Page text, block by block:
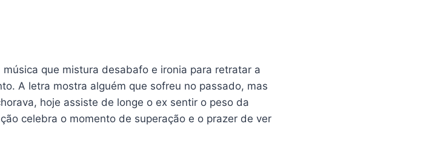
música que mistura desabafo e ironia para retratar a
A letra mostra alguém que sofreu no passado, mas
hoje assiste de longe o ex sentir o peso da
celebra o momento de superação e o prazer de ver